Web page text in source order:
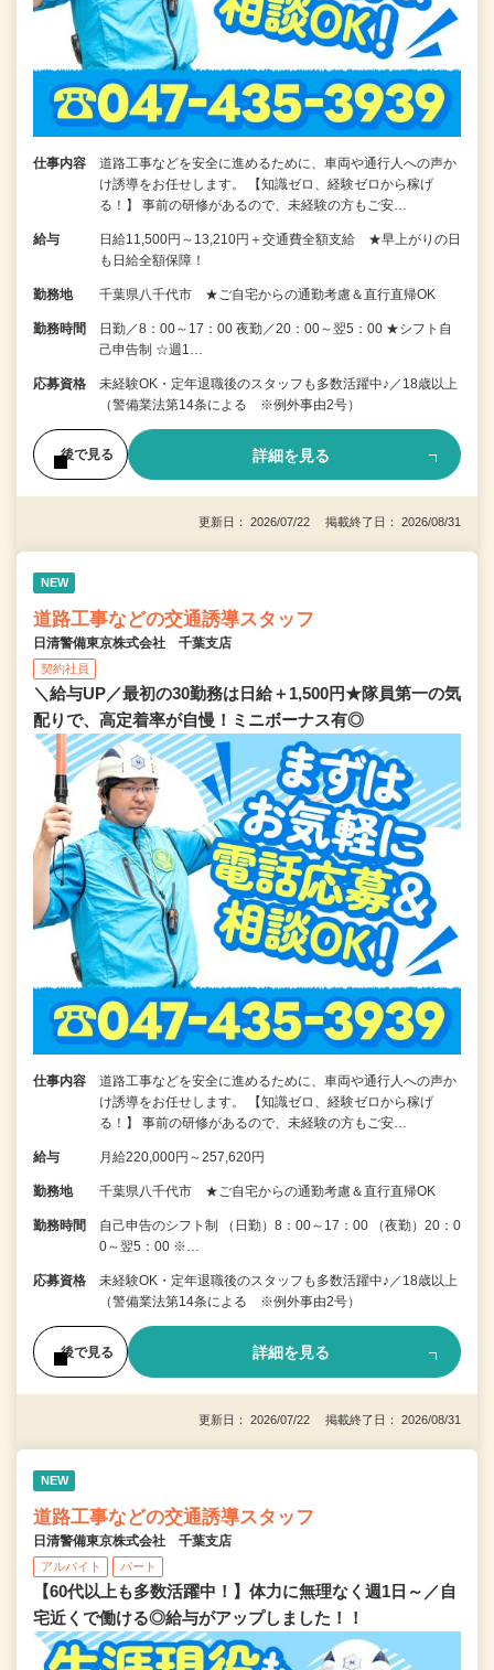
仕事内容
道路工事などを安全に進めるために、車両や通行人への声か
け誘導をお任せします。 【知識ゼロ、経験ゼロから稼げ
る！】 事前の研修があるので、未経験の方もご安…
給与
日給11,500円～13,210円＋交通費全額支給 ★早上がりの日
も日給全額保障！
勤務地 千葉県八千代市 ★ご自宅からの通勤考慮＆直行直帰OK
勤務時間
日勤／8：00～17：00 夜勤／20：00～翌5：00 ★シフト自
己申告制 ☆週1…
応募資格
未経験OK・定年退職後のスタッフも多数活躍中♪／18歳以上
（警備業法第14条による ※例外事由2号）
後で見る 詳細を見る
更新日： 2026/07/22 掲載終了日： 2026/08/31
NEW
道路工事などの交通誘導スタッフ
日清警備東京株式会社 千葉支店
契約社員
＼給与UP／最初の30勤務は日給＋1,500円★隊員第一の気
配りで、高定着率が自慢！ミニボーナス有◎
仕事内容
道路工事などを安全に進めるために、車両や通行人への声か
け誘導をお任せします。 【知識ゼロ、経験ゼロから稼げ
る！】 事前の研修があるので、未経験の方もご安…
給与 月給220,000円～257,620円
勤務地 千葉県八千代市 ★ご自宅からの通勤考慮＆直行直帰OK
勤務時間
自己申告のシフト制 （日勤）8：00～17：00 （夜勤）20：0
0～翌5：00 ※…
応募資格
未経験OK・定年退職後のスタッフも多数活躍中♪／18歳以上
（警備業法第14条による ※例外事由2号）
後で見る 詳細を見る
更新日： 2026/07/22 掲載終了日： 2026/08/31
NEW
道路工事などの交通誘導スタッフ
日清警備東京株式会社 千葉支店
アルバイト パート
【60代以上も多数活躍中！】体力に無理なく週1日～／自
宅近くで働ける◎給与がアップしました！！